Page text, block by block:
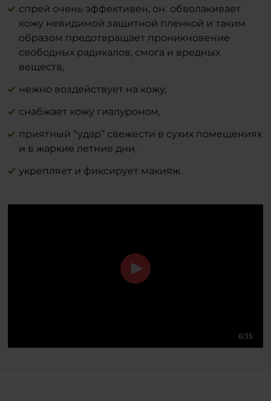
Производитель:
APLGO GmbH
Breithauptstr. 5.
DE 64404
Bickenbach
спрей очень эффективен, он обволакивает
кожу невидимой защитной пленкой и таким
образом предотвращает проникновение
свободных радикалов, смога и вредных
веществ,
нежно воздействует на кожу,
снабжает кожу гиалуроном,
приятный “удар” свежести в сухих помещениях
и в жаркие летние дни,
укрепляет и фиксирует макияж.
6:35